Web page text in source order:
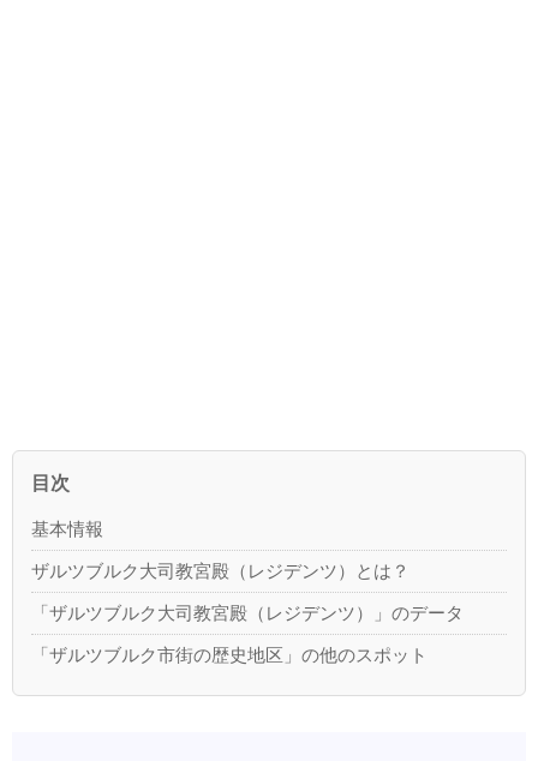
目次
基本情報
ザルツブルク大司教宮殿（レジデンツ）とは？
「ザルツブルク大司教宮殿（レジデンツ）」のデータ
「ザルツブルク市街の歴史地区」の他のスポット